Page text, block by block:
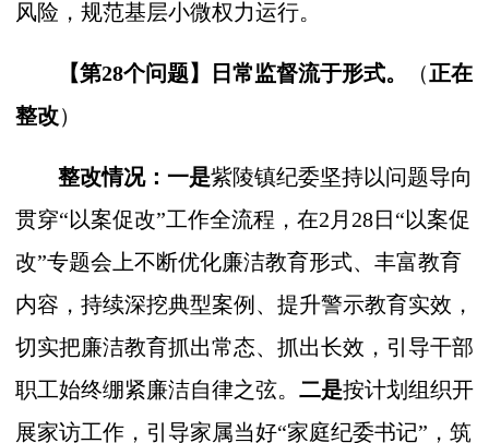
风险，规范基层小微权力运行。
【第28个问题】 日常监督流于形式。 （ 正在
整改）
整改情况：一是紫陵镇纪委坚持以问题导向
贯穿“以案促改”工作全流程，在2月28日“以案促
改”专题会上不断优化廉洁教育形式、丰富教育
内容，持续深挖典型案例、提升警示教育实效，
切实把廉洁教育抓出常态、抓出长效，引导干部
职工始终绷紧廉洁自律之弦。 二是按计划组织开
展家访工作，引导家属当好“家庭纪委书记”，筑